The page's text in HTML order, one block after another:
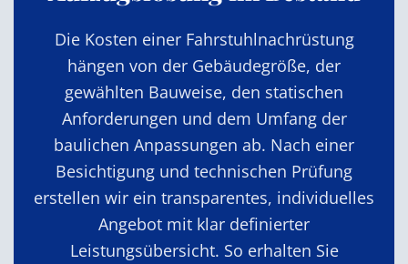
Die Kosten einer Fahrstuhlnachrüstung
hängen von der Gebäudegröße, der
gewählten Bauweise, den statischen
Anforderungen und dem Umfang der
baulichen Anpassungen ab. Nach einer
Besichtigung und technischen Prüfung
erstellen wir ein transparentes, individuelles
Angebot mit klar definierter
Leistungsübersicht. So erhalten Sie